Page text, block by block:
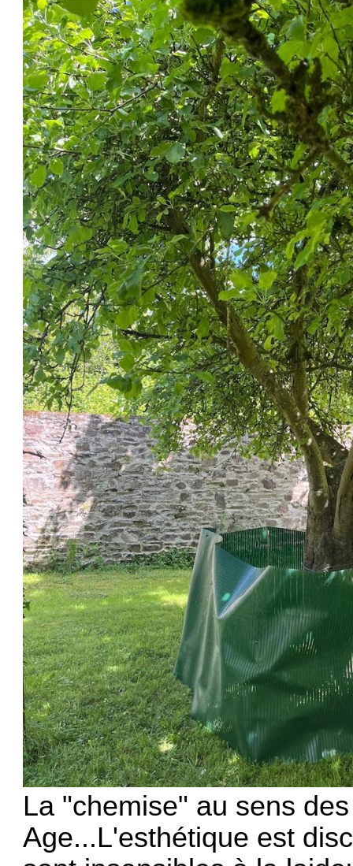
La "chemise" au sens
Age...L'esthétique est